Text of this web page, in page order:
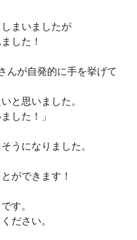
まいましたが
した！
んが自発的に手を挙げて
と思いました。
した！」
うになりました。
ができます！
す。
ださい。